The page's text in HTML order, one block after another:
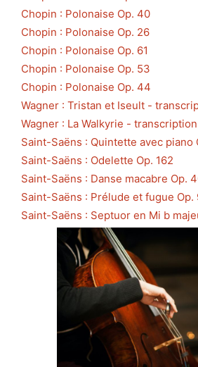
Chopin : Polonaise Op. 40
Chopin : Polonaise Op. 26
Chopin : Polonaise Op. 61
Chopin : Polonaise Op. 53
Chopin : Polonaise Op. 44
Wagner : Tristan et Iseult -
Wagner : La Walkyrie -
Saint-Saëns : Quintette avec piano
Saint-Saëns : Odelette Op. 162
Saint-Saëns : Danse macabre Op.
Saint-Saëns : Prélude et fugue Op.
Saint-Saëns : Septuor en Mi b